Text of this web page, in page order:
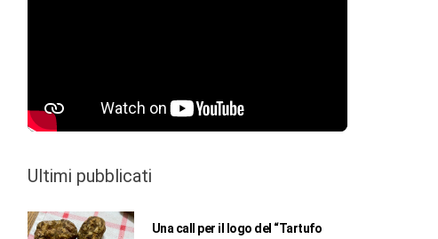
Ultimi pubblicati
Una call per il logo del “Tartufo